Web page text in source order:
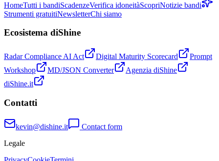
HomeTutti i bandiScadenzeVerifica idoneitàScopriNotizie bandi
Strumenti gratuitiNewsletterChi siamo
Ecosistema diShine
Radar Compliance AI Act Digital Maturity Scorecard
Prompt
Workshop
MD/JSON Converter
Agenzia diShine
diShine.it
Contatti
kevin@dishine.it
Contact form
Legale